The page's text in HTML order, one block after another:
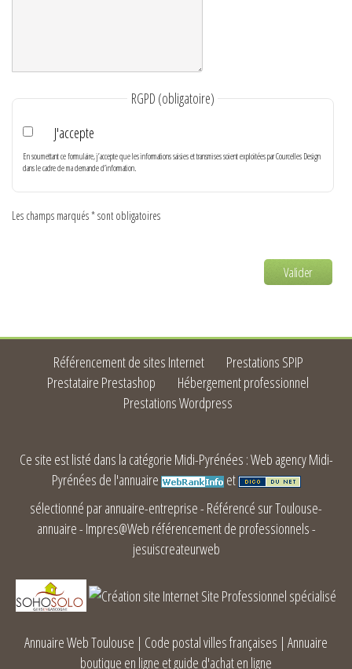
RGPD (obligatoire)
J'accepte
En soumettant ce formulaire, j’accepte que les informations saisies et transmises soient exploitées par Courcelles Design
dans le cadre de ma demande d’information.
Les champs marqués * sont obligatoires
Valider
Référencement de sites Internet
Prestations SPIP
Prestataire Prestashop
Hébergement professionnel
Prestations Wordpress
Ce site est listé dans la catégorie Midi-Pyrénées :Web agency Midi-
Pyrénées de l'annuaire
et
sélectionné par annuaire-entreprise- Référencé sur Toulouse-
annuaire- Impres@Web référencement de professionnels-
jesuiscreateurweb
Annuaire Web Toulouse | Code postal villes françaises | Annuaire
boutique en ligne et guide d'achat en ligne